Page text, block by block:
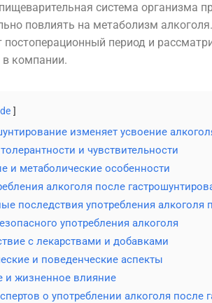
система организма
повлиять на метаболизм
постоперационный период и
в компании.
изменяет усвоение
и чувствительности
и метаболические особенности
алкоголя после
последствия употребления алкоголя
употребления алкоголя
с лекарствами и добавками
и поведенческие аспекты
и жизненное влияние
о употреблении алкоголя после